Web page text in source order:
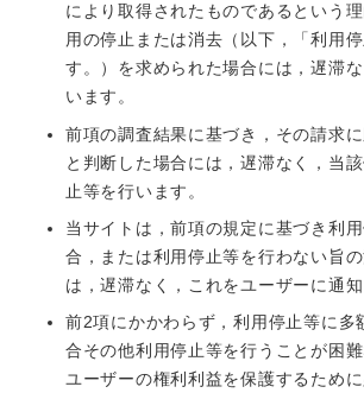
により取得されたものであるという
用の停止または消去（以下，「利用
す。）を求められた場合には，遅滞
います。
前項の調査結果に基づき，その請求
と判断した場合には，遅滞なく，当
止等を行います。
当サイトは，前項の規定に基づき利
合，または利用停止等を行わない旨
は，遅滞なく，これをユーザーに通知
前2項にかかわらず，利用停止等に多
合その他利用停止等を行うことが困難
ユーザーの権利利益を保護するため